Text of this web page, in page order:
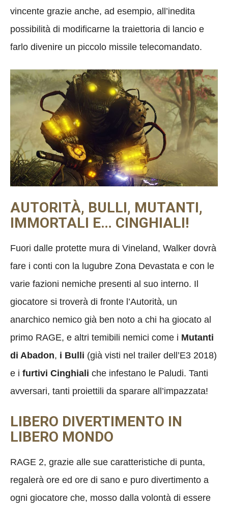
vincente grazie anche, ad esempio, all’inedita
possibilità di modificarne la traiettoria di lancio e
farlo divenire un piccolo missile telecomandato.
AUTORITÀ, BULLI, MUTANTI,
IMMORTALI E… CINGHIALI!
Fuori dalle protette mura di Vineland, Walker dovrà
fare i conti con la lugubre Zona Devastata e con le
varie fazioni nemiche presenti al suo interno. Il
giocatore si troverà di fronte l’Autorità, un
anarchico nemico già ben noto a chi ha giocato al
primo RAGE, e altri temibili nemici come i Mutanti
di Abadon, i Bulli (già visti nel trailer dell’E3 2018)
e i furtivi Cinghiali che infestano le Paludi. Tanti
avversari, tanti proiettili da sparare all’impazzata!
LIBERO DIVERTIMENTO IN
LIBERO MONDO
RAGE 2, grazie alle sue caratteristiche di punta,
regalerà ore ed ore di sano e puro divertimento a
ogni giocatore che, mosso dalla volontà di essere